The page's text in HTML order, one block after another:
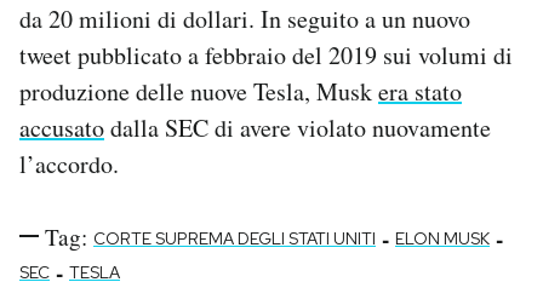
da 20 milioni di dollari. In seguito a un nuovo
tweet pubblicato a febbraio del 2019 sui volumi di
produzione delle nuove Tesla, Muskera stato
accusatodalla SEC di avere violato nuovamente
l’accordo.
Tag: CORTE SUPREMA DEGLI STATI UNITI - ELON MUSK -
SEC - TESLA